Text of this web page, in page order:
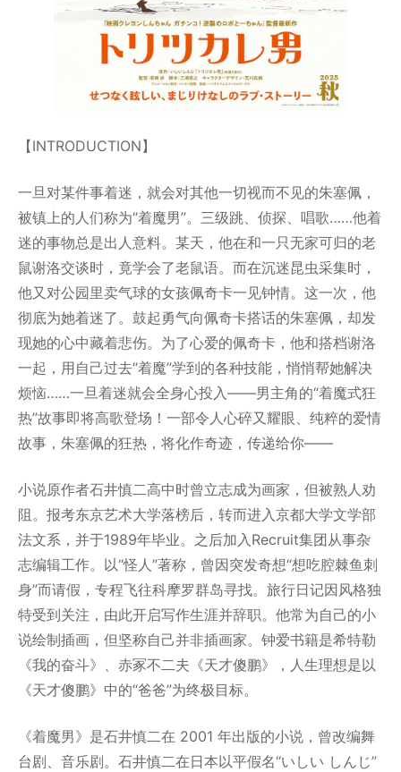
【INTRODUCTION】
一旦对某件事着迷，就会对其他一切视而不见的朱塞佩，
被镇上的人们称为“着魔男”。三级跳、侦探、唱歌……他着
迷的事物总是出人意料。某天，他在和一只无家可归的老
鼠谢洛交谈时，竟学会了老鼠语。而在沉迷昆虫采集时，
他又对公园里卖气球的女孩佩奇卡一见钟情。这一次，他
彻底为她着迷了。鼓起勇气向佩奇卡搭话的朱塞佩，却发
现她的心中藏着悲伤。为了心爱的佩奇卡，他和搭档谢洛
一起，用自己过去“着魔”学到的各种技能，悄悄帮她解决
烦恼……一旦着迷就会全身心投入——男主角的“着魔式狂
热”故事即将高歌登场！一部令人心碎又耀眼、纯粹的爱情
故事，朱塞佩的狂热，将化作奇迹，传递给你——
小说原作者石井慎二高中时曾立志成为画家，但被熟人劝
阻。报考东京艺术大学落榜后，转而进入京都大学文学部
法文系，并于1989年毕业。之后加入Recruit集团从事杂
志编辑工作。以“怪人”著称，曾因突发奇想“想吃腔棘鱼刺
身”而请假，专程飞往科摩罗群岛寻找。旅行日记因风格独
特受到关注，由此开启写作生涯并辞职。他常为自己的小
说绘制插画，但坚称自己并非插画家。钟爱书籍是希特勒
《我的奋斗》、赤冢不二夫《天才傻鹏》，人生理想是以
《天才傻鹏》中的“爸爸”为终极目标。
《着魔男》是石井慎二在 2001 年出版的小说，曾改编舞
台剧、音乐剧。石井慎二在日本以平假名“いしい しんじ”